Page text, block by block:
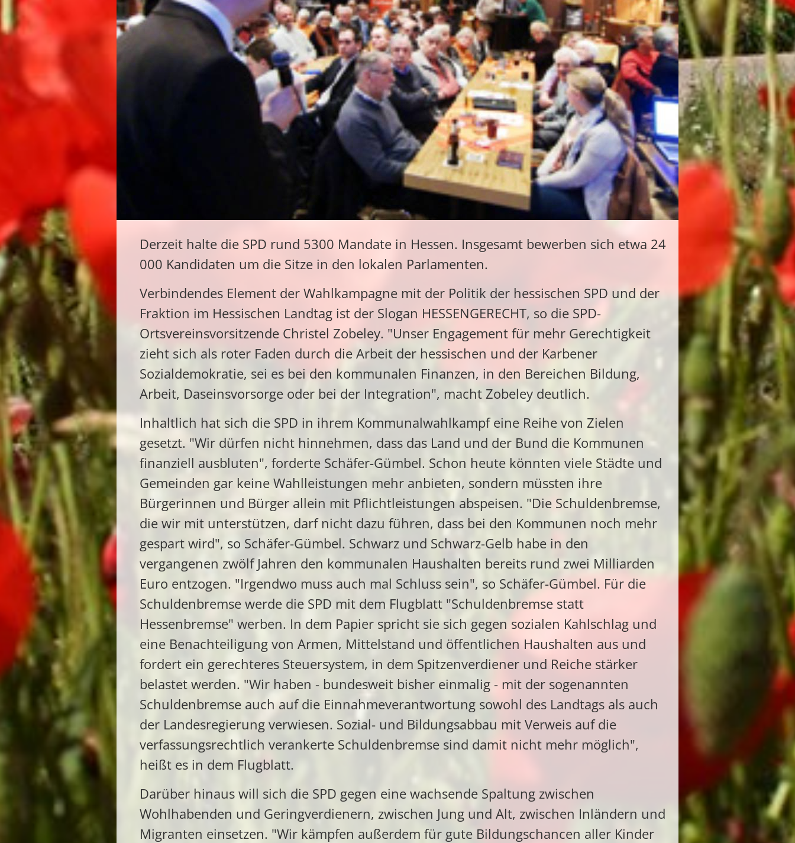
Derzeit halte die SPD rund 5300 Mandate in Hessen. Insgesamt bewerben sich etwa 24
000 Kandidaten um die Sitze in den lokalen Parlamenten.
Verbindendes Element der Wahlkampagne mit der Politik der hessischen SPD und der
Fraktion im Hessischen Landtag ist der Slogan HESSENGERECHT, so die SPD-
Ortsvereinsvorsitzende Christel Zobeley. "Unser Engagement für mehr Gerechtigkeit
zieht sich als roter Faden durch die Arbeit der hessischen und der Karbener
Sozialdemokratie, sei es bei den kommunalen Finanzen, in den Bereichen Bildung,
Arbeit, Daseinsvorsorge oder bei der Integration", macht Zobeley deutlich.
Inhaltlich hat sich die SPD in ihrem Kommunalwahlkampf eine Reihe von Zielen
gesetzt. "Wir dürfen nicht hinnehmen, dass das Land und der Bund die Kommunen
finanziell ausbluten", forderte Schäfer-Gümbel. Schon heute könnten viele Städte und
Gemeinden gar keine Wahlleistungen mehr anbieten, sondern müssten ihre
Bürgerinnen und Bürger allein mit Pflichtleistungen abspeisen. "Die Schuldenbremse,
die wir mit unterstützen, darf nicht dazu führen, dass bei den Kommunen noch mehr
gespart wird", so Schäfer-Gümbel. Schwarz und Schwarz-Gelb habe in den
vergangenen zwölf Jahren den kommunalen Haushalten bereits rund zwei Milliarden
Euro entzogen. "Irgendwo muss auch mal Schluss sein", so Schäfer-Gümbel. Für die
Schuldenbremse werde die SPD mit dem Flugblatt "Schuldenbremse statt
Hessenbremse" werben. In dem Papier spricht sie sich gegen sozialen Kahlschlag und
eine Benachteiligung von Armen, Mittelstand und öffentlichen Haushalten aus und
fordert ein gerechteres Steuersystem, in dem Spitzenverdiener und Reiche stärker
belastet werden. "Wir haben - bundesweit bisher einmalig - mit der sogenannten
Schuldenbremse auch auf die Einnahmeverantwortung sowohl des Landtags als auch
der Landesregierung verwiesen. Sozial- und Bildungsabbau mit Verweis auf die
verfassungsrechtlich verankerte Schuldenbremse sind damit nicht mehr möglich",
heißt es in dem Flugblatt.
Darüber hinaus will sich die SPD gegen eine wachsende Spaltung zwischen
Wohlhabenden und Geringverdienern, zwischen Jung und Alt, zwischen Inländern und
Migranten einsetzen. "Wir kämpfen außerdem für gute Bildungschancen aller Kinder